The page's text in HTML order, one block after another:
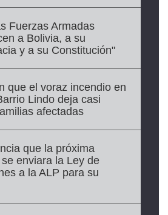
Fuerzas Armadas
a Bolivia, a su
y a su Constitución"
que el voraz incendio en
Lindo deja casi
afectadas
que la próxima
enviara la Ley de
a la ALP para su